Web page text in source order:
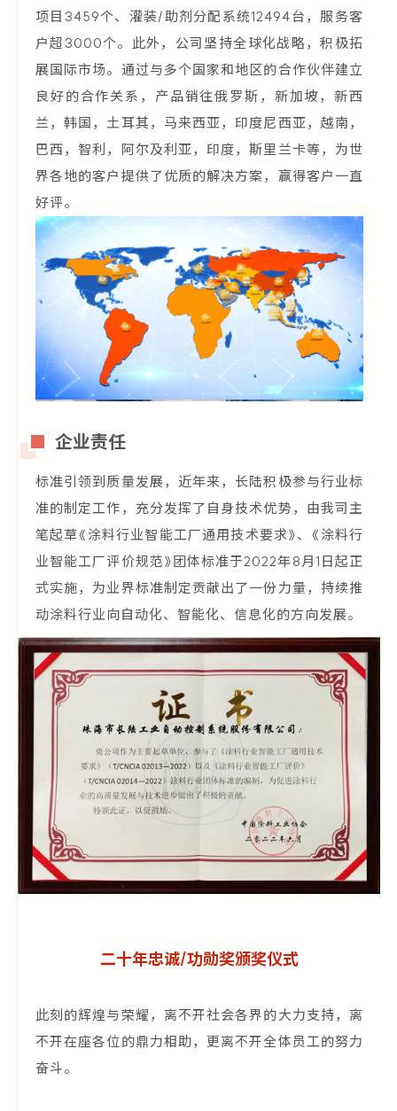
项目3459个、灌装/助剂分配系统12494台，服务客
户超3000个。此外，公司坚持全球化战略，积极拓
展国际市场。通过与多个国家和地区的合作伙伴建立
良好的合作关系，产品销往俄罗斯，新加坡，新西
兰，韩国，土耳其，马来西亚，印度尼西亚，越南，
巴西，智利，阿尔及利亚，印度，斯里兰卡等，为世
界各地的客户提供了优质的解决方案，赢得客户一直
好评。
企业责任
标准引领到质量发展，近年来，长陆积极参与行业标
准的制定工作，充分发挥了自身技术优势，由我司主
笔起草《涂料行业智能工厂通用技术要求》、《涂料行
业智能工厂评价规范》团体标准于2022年8月1日起正
式实施，为业界标准制定贡献出了一份力量，持续推
动涂料行业向自动化、智能化、信息化的方向发展。
二十年忠诚/功勋奖颁奖仪式
此刻的辉煌与荣耀，离不开社会各界的大力支持，离
不开在座各位的鼎力相助，更离不开全体员工的努力
奋斗。